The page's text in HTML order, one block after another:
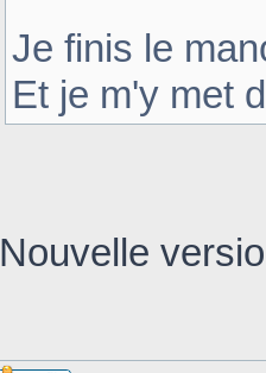
Je finis le
Et je m'y met
Nouvelle